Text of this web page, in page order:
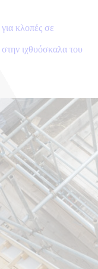
κλοπές σε
ιχθυόσκαλα του